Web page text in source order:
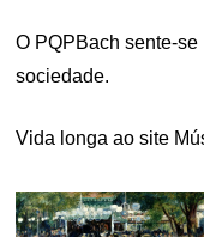
O PQPBach sente-
sociedade.
Vida longa ao site